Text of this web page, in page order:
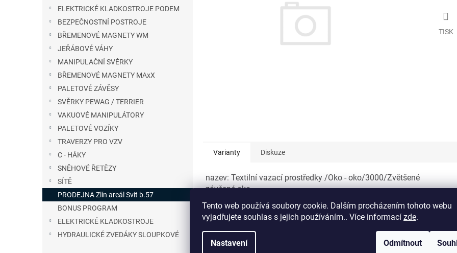
Tento web používá soubory cookie. Dalším procházením tohoto webu
vyjadřujete souhlas s jejich používáním.. Více informací zde.
Nastavení Odmítnout
ELEKTRICKÉ KLADKOSTROJE PODEM
BEZPEČNOSTNÍ POSTROJE
BŘEMENOVÉ MAGNETY WM
JEŘÁBOVÉ VÁHY
MANIPULAČNÍ SVĚRKY
BŘEMENOVÉ MAGNETY MAxX
PALETOVÉ ZÁVĚSY
SVĚRKY PEWAG / TERRIER
VAKUOVÉ MANIPULÁTORY
PALETOVÉ VOZÍKY
TRAVERZY PRO VZV
C - HÁKY
SNĚHOVÉ ŘETĚZY
SÍTĚ
PRODEJNA Zlín areál Svit b.57
BONUS PROGRAM
ELEKTRICKÉ KLADKOSTROJE
HYDRAULICKÉ ZVEDÁKY SLOUPKOVÉ
TISK
Varianty Diskuze
nazev: Textilní vazací prostředky /Oko - oko/3000/Zvětšené
závěsné oko
nazev: Textilní vazací prostředky /Oko - oko/3000/Ochrana PU